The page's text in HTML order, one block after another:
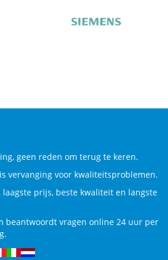
geen reden om terug te keren.
vervanging voor kwaliteitsproblemen.
prijs, beste kwaliteit en langste
beantwoordt vragen online 24 uur per